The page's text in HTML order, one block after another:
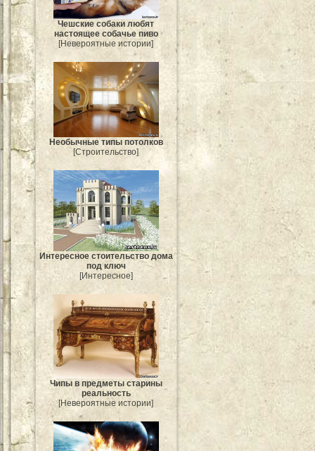
Чешские собаки любят
настоящее собачье пиво
[Невероятные истории]
Необычные типы потолков
[Строительство]
Интересное стоительство дома
под ключ
[Интересное]
Чипы в предметы старины
реальность
[Невероятные истории]